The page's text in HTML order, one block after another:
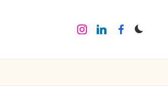
Instagram
LinkedinFacebook